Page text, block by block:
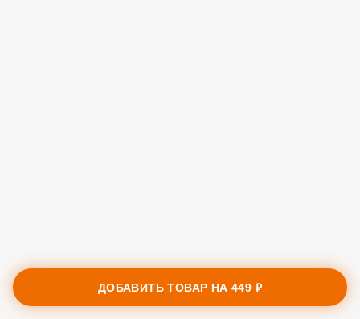
ДОБАВИТЬ ТОВАР НА449 ₽